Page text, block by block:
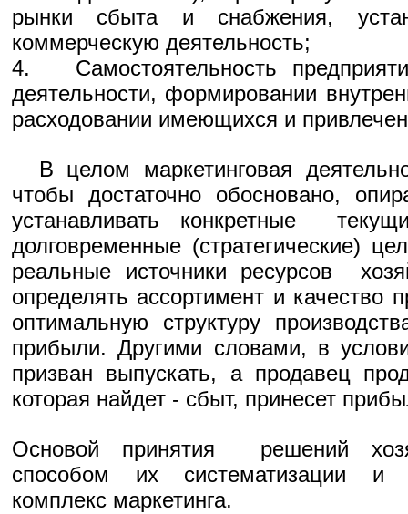
рынки сбыта и снабжения,
коммерческую деятельность;
4. Самостоятельность
деятельности, формировании
расходовании имеющихся и
В целом маркетинговая
чтобы достаточно обосновано,
устанавливать конкретные
долговременные (стратегические)
реальные источники ресурсов
определять ассортимент и качество
оптимальную структуру
прибыли. Другими словами, в
призван выпускать, а продавец
которая найдет - сбыт, принесет
Основой принятия решений
способом их систематизации и
комплекс маркетинга.